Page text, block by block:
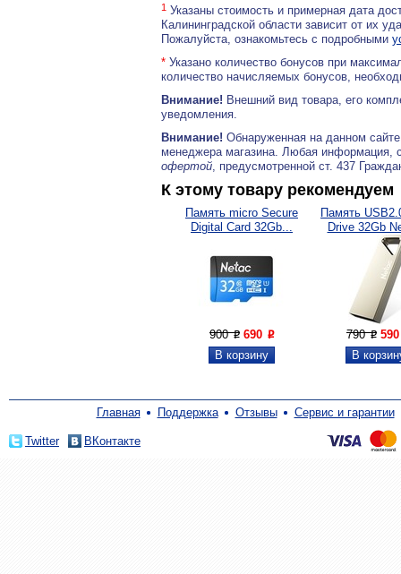
1 Указаны стоимость и примерная дата
Калининградской области зависит от их
Пожалуйста, ознакомьтесь с подробными
* Указано количество бонусов при
количество начисляемых бонусов,
Внимание! Внешний вид товара, его
уведомления.
Внимание! Обнаруженная на данном
менеджера магазина. Любая информация,
офертой, предусмотренной ст. 437
К этому товару рекомендуем
Память micro Secure
Digital Card 32Gb...
900P 690 P
Память
Drive 32Gb
790P
Главная Поддержка Отзывы Сервис и гарантии
Twitter ВКонтакте